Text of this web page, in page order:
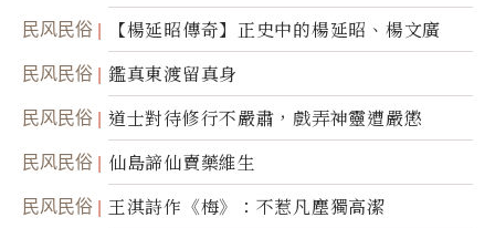
民风民俗 【楊延昭傳奇】正史中的楊延昭、楊文廣
民风民俗 鑑真東渡留真身
民风民俗 道士對待修行不嚴肅，戲弄神靈遭嚴懲
民风民俗 仙島諦仙賣藥維生
民风民俗 王淇詩作《梅》：不惹凡塵獨高潔